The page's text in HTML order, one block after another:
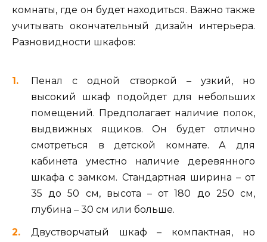
комнаты, где он будет находиться. Важно также
учитывать окончательный дизайн интерьера.
Разновидности шкафов:
Пенал с одной створкой – узкий, но
высокий шкаф подойдет для небольших
помещений. Предполагает наличие полок,
выдвижных ящиков. Он будет отлично
смотреться в детской комнате. А для
кабинета уместно наличие деревянного
шкафа с замком. Стандартная ширина – от
35 до 50 см, высота – от 180 до 250 см,
глубина – 30 см или больше.
Двустворчатый шкаф – компактная, но